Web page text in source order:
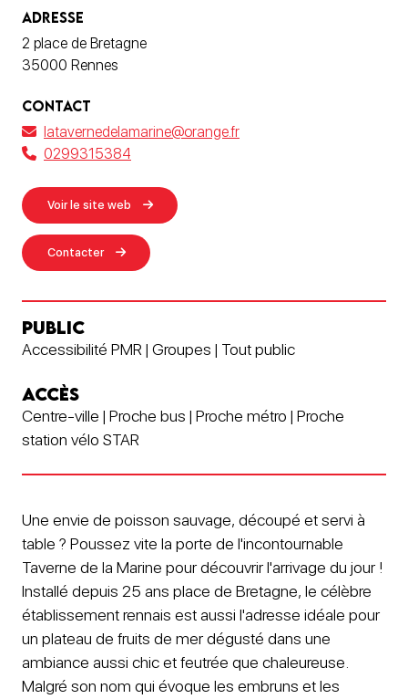
ADRESSE
2 place de Bretagne
35000 Rennes
CONTACT
latavernedelamarine@orange.fr
0299315384
Voir le site web
Contacter
PUBLIC
Accessibilité PMR | Groupes | Tout public
ACCÈS
Centre-ville | Proche bus | Proche métro | Proche
station vélo STAR
Une envie de poisson sauvage, découpé et servi à
table ? Poussez vite la porte de l'incontournable
Taverne de la Marine pour découvrir l'arrivage du jour !
Installé depuis 25 ans place de Bretagne, le célèbre
établissement rennais est aussi l'adresse idéale pour
un plateau de fruits de mer dégusté dans une
ambiance aussi chic et feutrée que chaleureuse.
Malgré son nom qui évoque les embruns et les